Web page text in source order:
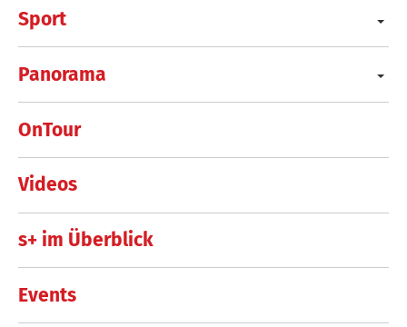
Sport
Panorama
OnTour
Videos
s+ im Überblick
Events